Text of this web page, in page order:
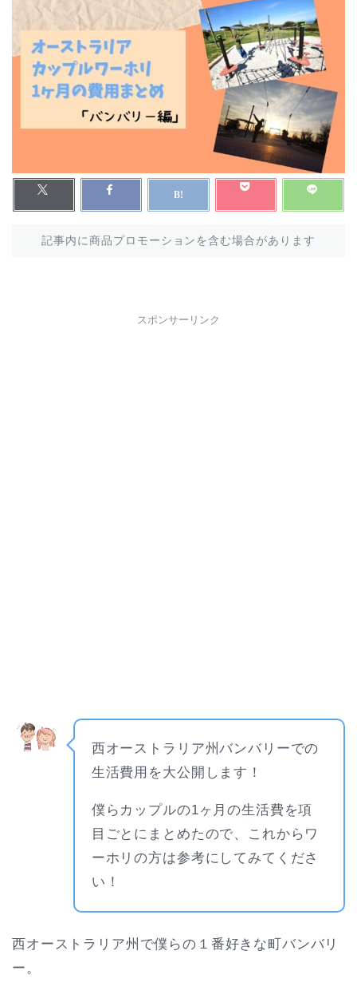
記事内に商品プロモーションを含む場合があります
スポンサーリンク
西オーストラリア州バンバリーでの
生活費用を大公開します！
僕らカップルの1ヶ月の生活費を項
目ごとにまとめたので、これからワ
ーホリの方は参考にしてみてくださ
い！
西オーストラリア州で僕らの１番好きな町バンバリ
ー。